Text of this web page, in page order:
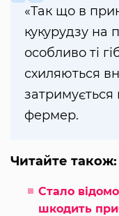
«Так що в
кукурудзу на
особливо ті
схиляються
затримується
фермер.
Читайте також:
Стало
шкодить